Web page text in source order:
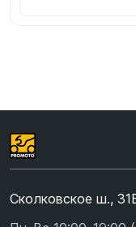
Сколковское ш.,